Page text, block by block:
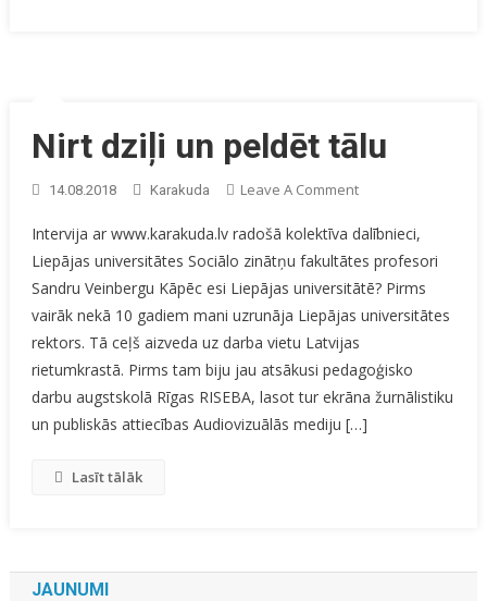
Nirt dziļi un peldēt tālu
14.08.2018 Karakuda Leave A CommentOn
Dziļi
Un
Peldēt
Tālu
Intervija ar www.karakuda.lv radošā kolektīva dalībnieci,
Liepājas universitātes Sociālo zinātņu fakultātes profesori
Sandru Veinbergu Kāpēc esi Liepājas universitātē? Pirms
vairāk nekā 10 gadiem mani uzrunāja Liepājas universitātes
rektors. Tā ceļš aizveda uz darba vietu Latvijas
rietumkrastā. Pirms tam biju jau atsākusi pedagoģisko
darbu augstskolā Rīgas RISEBA, lasot tur ekrāna žurnālistiku
un publiskās attiecības Audiovizuālās mediju […]
Lasīt tālāk
JAUNUMI